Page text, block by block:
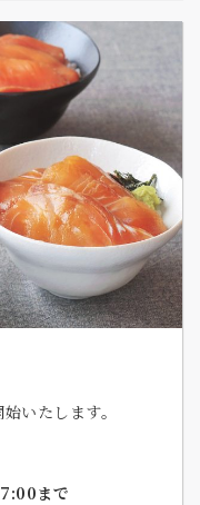
いたします。
まで